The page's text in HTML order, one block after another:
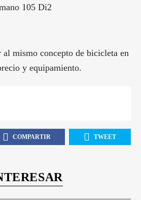
105 Di2
al mismo concepto de bicicleta en
y equipamiento.
COMPARTIR TWEET